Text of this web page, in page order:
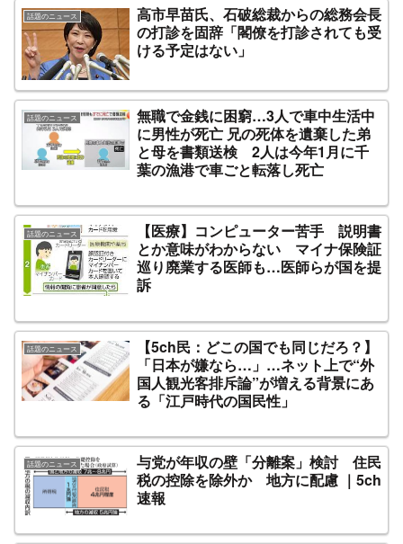
話題のニュース
高市早苗氏、石破総裁からの総務会長
の打診を固辞「閣僚を打診されても受
ける予定はない」
話題のニュース
無職で金銭に困窮…3人で車中生活中
に男性が死亡 兄の死体を遺棄した弟
と母を書類送検 2人は今年1月に千
葉の漁港で車ごと転落し死亡
話題のニュース
【医療】コンピューター苦手 説明書
とか意味がわからない マイナ保険証
巡り廃業する医師も…医師らが国を提
訴
話題のニュース
【5ch民：どこの国でも同じだろ？】
「日本が嫌なら…」…ネット上で“外
国人観光客排斥論”が増える背景にあ
る「江戸時代の国民性」
話題のニュース
与党が年収の壁「分離案」検討 住民
税の控除を除外か 地方に配慮 ｜5ch
速報